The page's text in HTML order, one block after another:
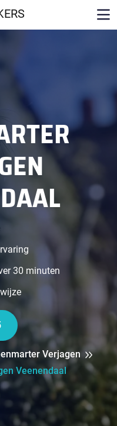
30 minuten
Verjagen
Veenendaal